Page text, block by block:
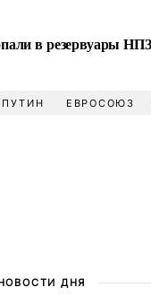
в резервуары
ЕВРОСОЮЗ
ДНЯ